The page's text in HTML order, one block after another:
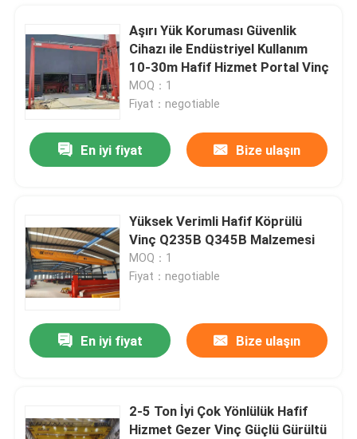
Aşırı Yük Koruması Güvenlik
Cihazı ile Endüstriyel Kullanım
10-30m Hafif Hizmet Portal Vinç
MOQ：1
Fiyat：negotiable
En iyi fiyat Bize ulaşın
Yüksek Verimli Hafif Köprülü
Vinç Q235B Q345B Malzemesi
MOQ：1
Fiyat：negotiable
En iyi fiyat Bize ulaşın
2-5 Ton İyi Çok Yönlülük Hafif
Hizmet Gezer Vinç Güçlü Gürültü